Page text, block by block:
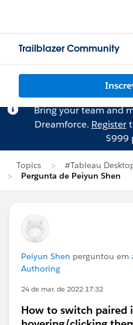
Trailblazer Community
Bring your team and
Dreamforce. Register
$999
Topics
#Tableau
Pergunta de Peiyun Shen
Peiyun Shen perguntou em
Authoring
24 de mar. de 2022 17:32
How to switch paired